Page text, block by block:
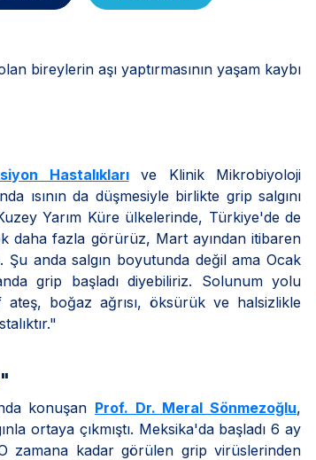
bireylerin aşı yaptırmasının yaşam kaybı
Hastalıklarıve Klinik Mikrobiyoloji
ısının da düşmesiyle birlikte grip salgını
Yarım Küre ülkelerinde, Türkiye'de de
daha fazla görürüz, Mart ayından itibaren
Şu anda salgın boyutunda değil ama Ocak
grip başladı diyebiliriz. Solunum yolu
boğaz ağrısı, öksürük ve halsizlikle
konuşan Prof. Dr. Meral Sönmezoğlu,
ortaya çıkmıştı. Meksika'da başladı 6 ay
zamana kadar görülen grip virüslerinden